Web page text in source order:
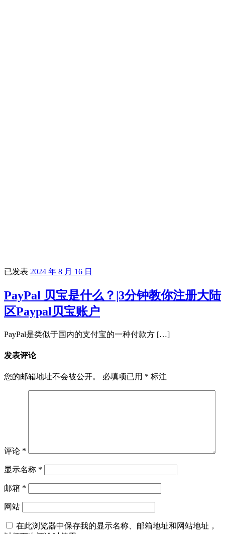
已发表 2024 年 8 月 16 日
PayPal 贝宝是什么？|3分钟教你注册大陆
区Paypal贝宝账户
PayPal是类似于国内的支付宝的一种付款方 […]
发表评论
您的邮箱地址不会被公开。 必填项已用 * 标注
评论 *
显示名称 *
邮箱 *
网站
在此浏览器中保存我的显示名称、邮箱地址和网站地址，